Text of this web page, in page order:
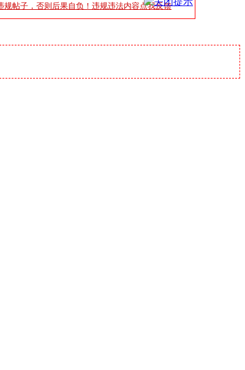
帖子，否则后果自负！违规违法内容点我反馈